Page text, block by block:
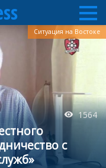
1564
с
Ситуация на Востоке